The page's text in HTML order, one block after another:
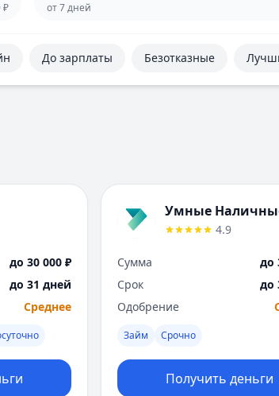
₽ от7дней
До зарплаты Безотказные
до 30 000 ₽
до 31 дней
Среднее
Умные
4.9
Сумма
до
Срок
до
Одобрение
Займ Срочно
Получить деньги